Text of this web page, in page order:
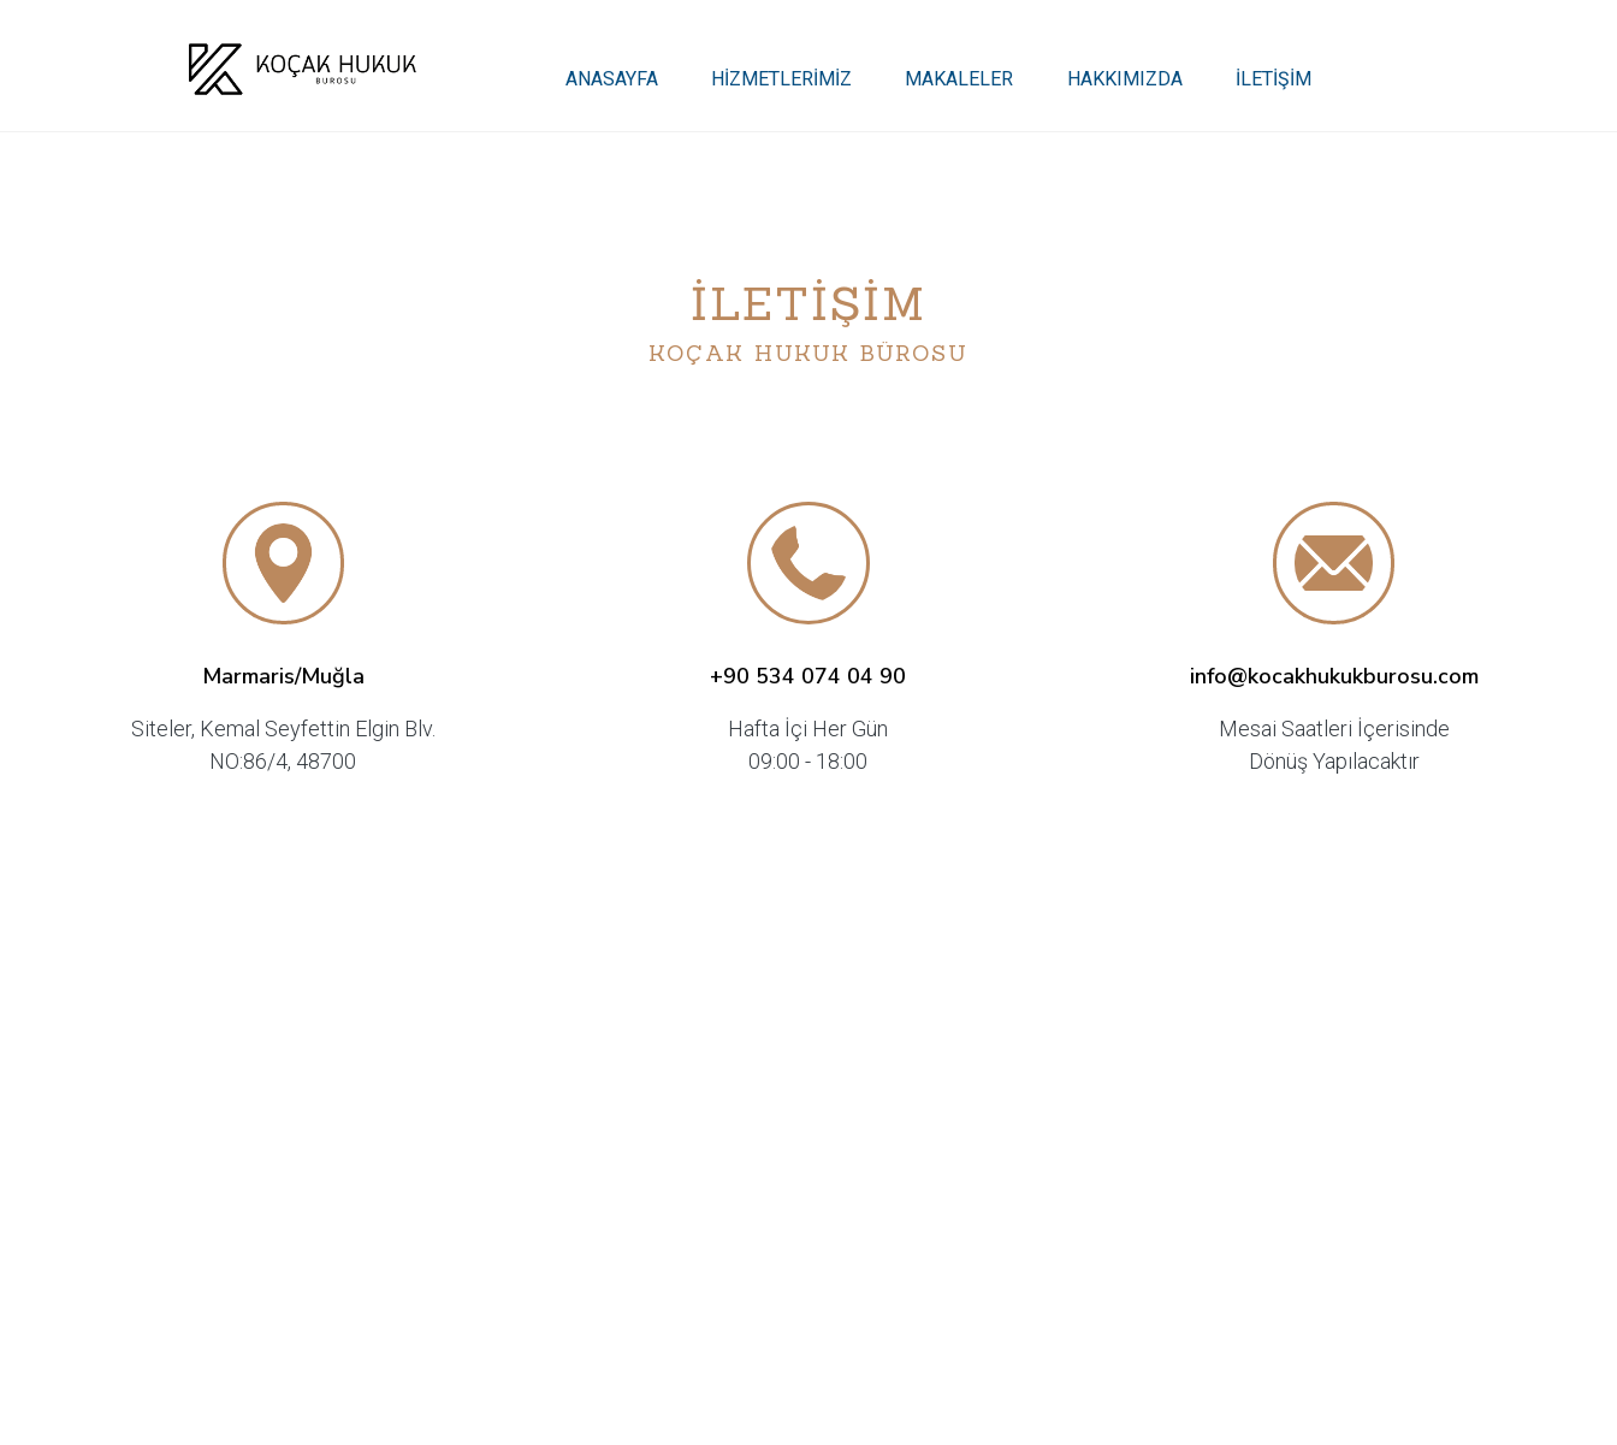
ANASAYFA HİZMETLERİMİZ MAKALELER HAKKIMIZDA İLETİŞİM
İLETİŞİM
KOÇAK HUKUK BÜROSU
Marmaris/Muğla
Siteler, Kemal Seyfettin Elgin Blv.
NO:86/4, 48700
+90 534 074 04 90
Hafta İçi Her Gün
09:00 - 18:00
info@kocakhukukburosu.com
Mesai Saatleri İçerisinde
Dönüş Yapılacaktır